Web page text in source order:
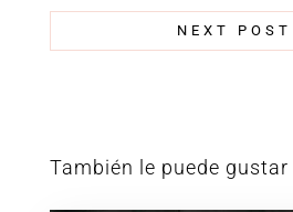
NEXT POST
También le puede gustar